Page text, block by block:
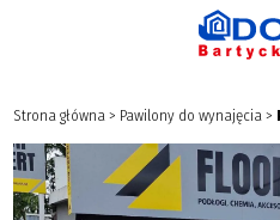
STRONA
Strona główna > Pawilony do wynajęcia >